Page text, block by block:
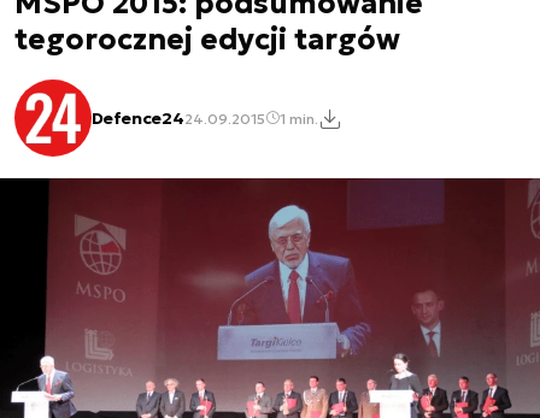
tegorocznej edycji targów
Defence2424.09.2015 1 min.